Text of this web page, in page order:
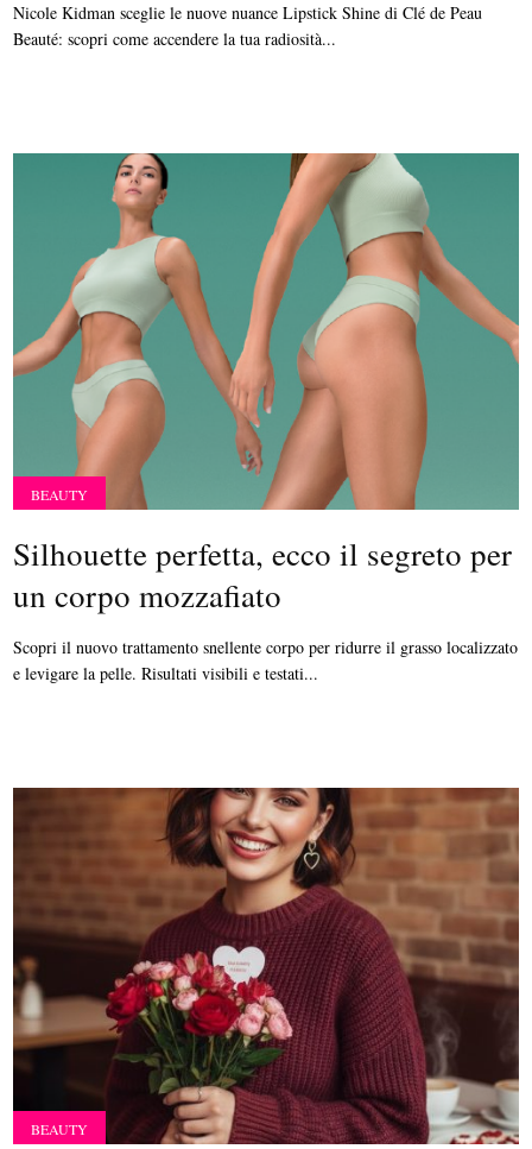
Nicole Kidman sceglie le nuove nuance Lipstick Shine di Clé de Peau
Beauté: scopri come accendere la tua radiosità...
BEAUTY
Silhouette perfetta, ecco il segreto per
un corpo mozzafiato
Scopri il nuovo trattamento snellente corpo per ridurre il grasso localizzato
e levigare la pelle. Risultati visibili e testati...
BEAUTY